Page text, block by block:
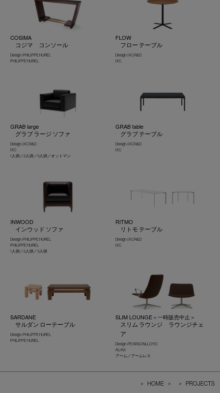
COSIMA
コジマ コンソール
Design : PHILIPPE HUREL
PHILIPPE HUREL
FLOW
フロー テーブル
Design : IXC R&D
IXC
GRAB large
グラブ ラージ ソファ
Design : IXC R&D
IXC
1人掛／2人掛／3人掛／オットマン
GRAB table
グラブ テーブル
Design : IXC R&D
IXC
INWOOD
インウッド ソファ
Design : PHILIPPE HUREL
PHILIPPE HUREL
1人掛／2人掛／3人掛
RITMO
リトモ テーブル
Design : IXC R&D
IXC
SARDANE
サルダン ローテーブル
Design : PHILIPPE HUREL
PHILIPPE HUREL
SLIM LOUNGE＜一時販売中止＞
スリム ラウンジ ラウンジチェ
ア
Design : PEARSONLLOYD
ALIAS
アーム／アームレス
> HOME > > PROJECTS